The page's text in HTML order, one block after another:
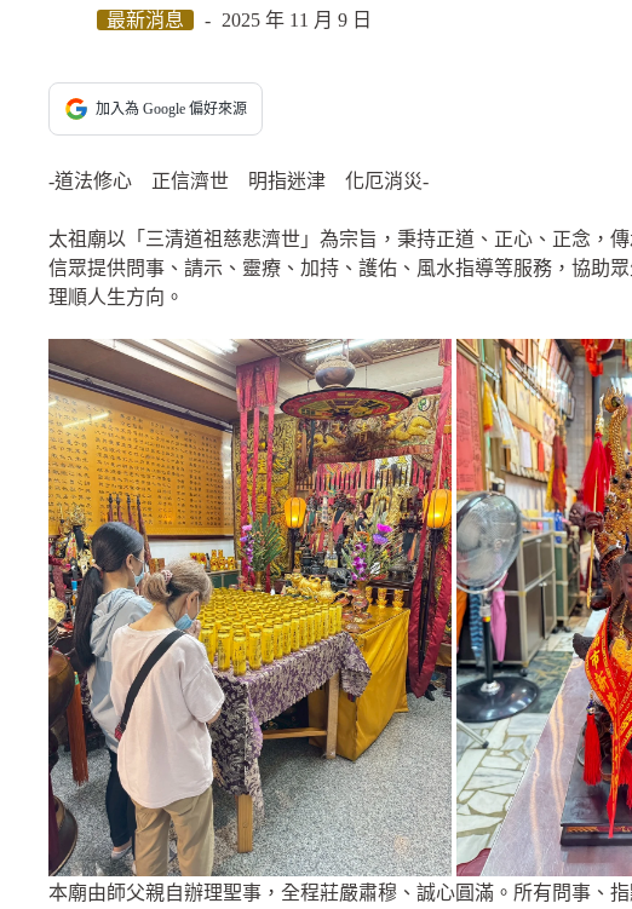
最新消息 2025 年 11 月 9 日
加入為 Google 偏好來源
-道法修心 正信濟世 明指迷津 化厄消災-
太祖廟以「三清道祖慈悲濟世」為宗旨，秉持正道、正心、正念，
信眾提供問事、請示、靈療、加持、護佑、風水指導等服務，協助
理順人生方向。
本廟由師父親自辦理聖事，全程莊嚴肅穆、誠心圓滿。所有問事、